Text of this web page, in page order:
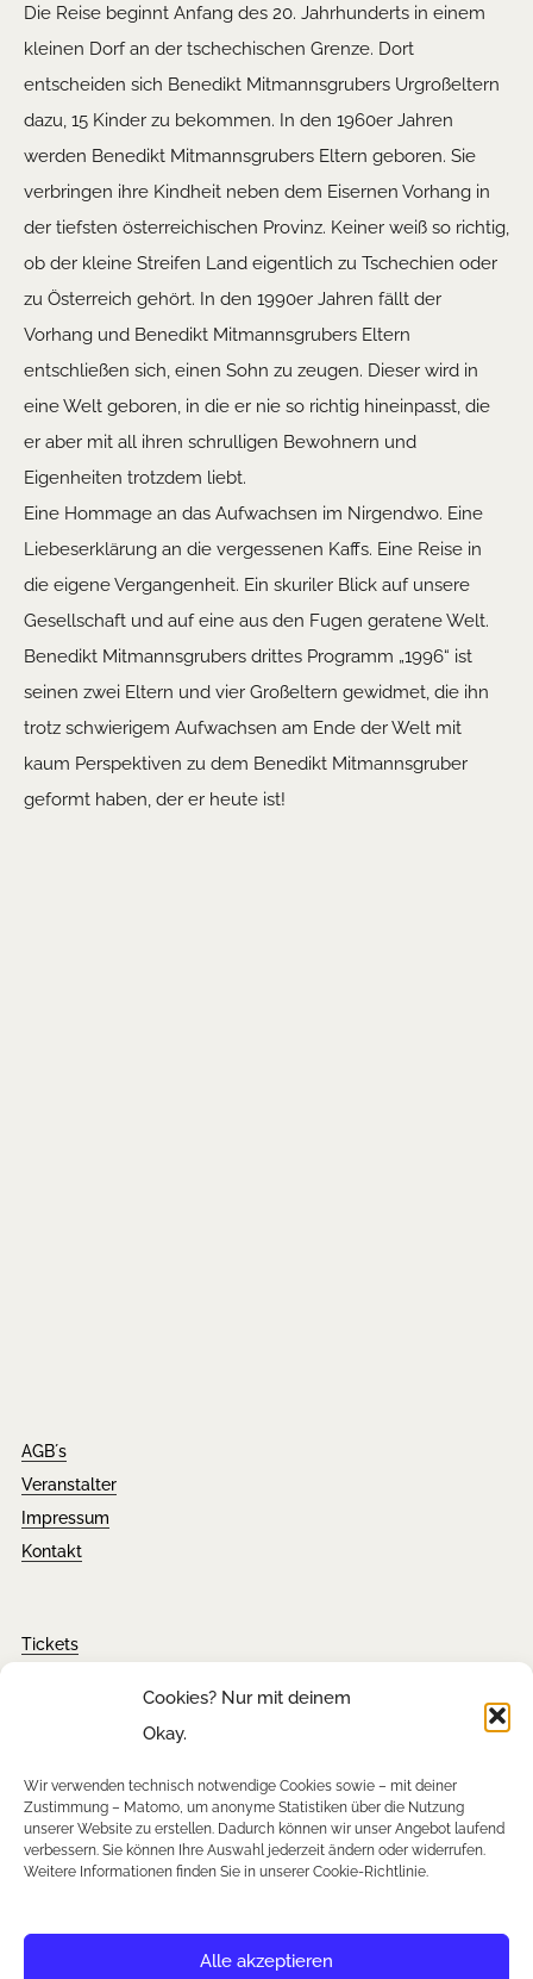
Cookies? Nur mit deinem
Okay.
Wir verwenden technisch notwendige Cookies sowie – mit deiner
Zustimmung – Matomo, um anonyme Statistiken über die Nutzung
unserer Website zu erstellen. Dadurch können wir unser Angebot laufend
verbessern. Sie können Ihre Auswahl jederzeit ändern oder widerrufen.
Weitere Informationen finden Sie in unserer Cookie-Richtlinie.
Alle akzeptieren
Die Reise beginnt Anfang des 20. Jahrhunderts in einem
kleinen Dorf an der tschechischen Grenze. Dort
entscheiden sich Benedikt Mitmannsgrubers Urgroßeltern
dazu, 15 Kinder zu bekommen. In den 1960er Jahren
werden Benedikt Mitmannsgrubers Eltern geboren. Sie
verbringen ihre Kindheit neben dem Eisernen Vorhang in
der tiefsten österreichischen Provinz. Keiner weiß so richtig,
ob der kleine Streifen Land eigentlich zu Tschechien oder
zu Österreich gehört. In den 1990er Jahren fällt der
Vorhang und Benedikt Mitmannsgrubers Eltern
entschließen sich, einen Sohn zu zeugen. Dieser wird in
eine Welt geboren, in die er nie so richtig hineinpasst, die
er aber mit all ihren schrulligen Bewohnern und
Eigenheiten trotzdem liebt.
Eine Hommage an das Aufwachsen im Nirgendwo. Eine
Liebeserklärung an die vergessenen Kaffs. Eine Reise in
die eigene Vergangenheit. Ein skuriler Blick auf unsere
Gesellschaft und auf eine aus den Fugen geratene Welt.
Benedikt Mitmannsgrubers drittes Programm „1996“ ist
seinen zwei Eltern und vier Großeltern gewidmet, die ihn
trotz schwierigem Aufwachsen am Ende der Welt mit
kaum Perspektiven zu dem Benedikt Mitmannsgruber
geformt haben, der er heute ist!
AGB´s
Veranstalter
Impressum
Kontakt
Tickets
Newsletter